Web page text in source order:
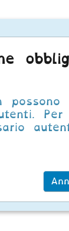
possono
Per